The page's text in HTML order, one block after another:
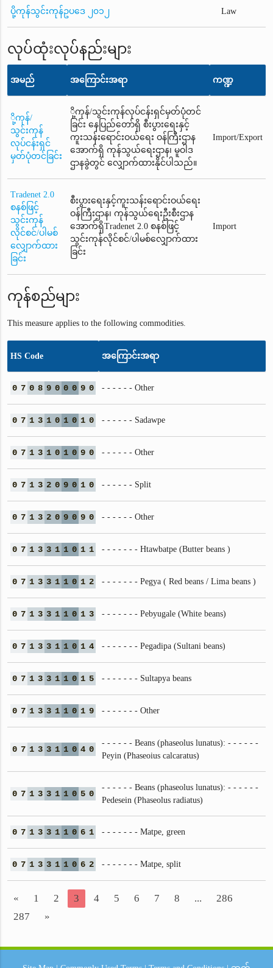
ပို့ကုန်သွင်းကုန်ဥပဒေ ၂၀၁၂ Law
လုပ်ထုံးလုပ်နည်းများ
အမည် အကြောင်းအရာ ကဏ္ဍ
ို့ကုန်/
သွင်းကုန်
လုပ်ငန်းရှင်
မှတ်ပုံတင်ခြင်း
ို့ကုန်/သွင်းကုန်လုပ်ငန်းရှင်မှတ်ပုံတင်
ခြင်း နေပြည်တော်ရှိ စီးပွားရေးနှင့်
ကူးသန်းရောင်းဝယ်ရေး ဝန်ကြီးဌာန
အောက်ရှိ ကုန်သွယ်ရေးဌာန၊ မူဝါဒ
ဌာနခွဲတွင် လျှောက်ထားနိုင်ပါသည်။
Import/Export
Tradenet 2.0
စနစ်ဖြင့်
သွင်းကုန်
လိုင်စင်/ပါမစ်
လျှောက်ထား
ခြင်း
စီးပွားရေးနှင့်ကူးသန်းရောင်းဝယ်ရေး
ဝန်ကြီးဌာန၊ ကုန်သွယ်ရေးဦးစီးဌာန
အောက်ရှိTradenet 2.0 စနစ်ဖြင့်
သွင်းကုန်လိုင်စင်/ပါမစ်လျှောက်ထား
ခြင်း
Import
ကုန်စည်များ
This measure applies to the following commodities.
HS Code အကြောင်းအရာ
0 7 0 8 9 0 0 0 9 0 - - - - - - Other
0 7 1 3 1 0 1 0 1 0 - - - - - - Sadawpe
0 7 1 3 1 0 1 0 9 0 - - - - - - Other
0 7 1 3 2 0 9 0 1 0 - - - - - - Split
0 7 1 3 2 0 9 0 9 0 - - - - - - Other
0 7 1 3 3 1 1 0 1 1 - - - - - - - Htawbatpe (Butter beans )
0 7 1 3 3 1 1 0 1 2 - - - - - - - Pegya ( Red beans / Lima beans )
0 7 1 3 3 1 1 0 1 3 - - - - - - - Pebyugale (White beans)
0 7 1 3 3 1 1 0 1 4 - - - - - - - Pegadipa (Sultani beans)
0 7 1 3 3 1 1 0 1 5 - - - - - - - Sultapya beans
0 7 1 3 3 1 1 0 1 9 - - - - - - - Other
0 7 1 3 3 1 1 0 4 0
- - - - - - Beans (phaseolus lunatus): - - - - - -
Peyin (Phaseoius calcaratus)
0 7 1 3 3 1 1 0 5 0
- - - - - - Beans (phaseolus lunatus): - - - - - -
Pedesein (Phaseolus radiatus)
0 7 1 3 3 1 1 0 6 1 - - - - - - - Matpe, green
0 7 1 3 3 1 1 0 6 2 - - - - - - - Matpe, split
« 1 2 3 4 5 6 7 8 ...
286
287
»